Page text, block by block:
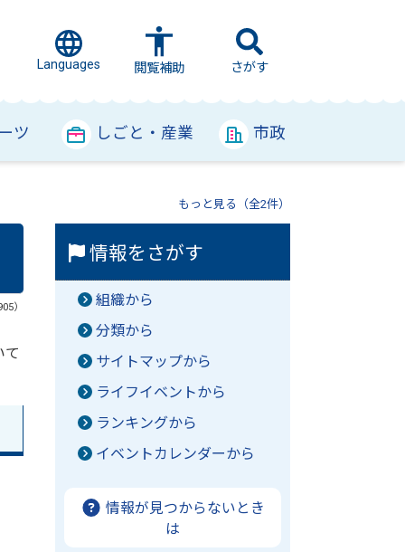
Languages 閲覧補助 さがす
ツ しごと・産業 市政
もっと見る（全2件）
）
て
情報をさがす
組織から
分類から
サイトマップから
ライフイベントから
ランキングから
イベントカレンダーから
情報が見つからないとき
は